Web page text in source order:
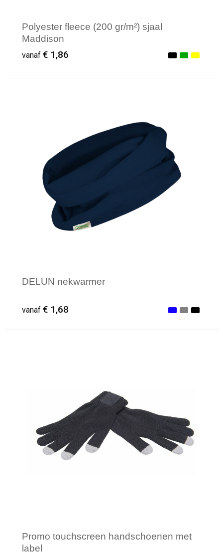
Polyester fleece (200 gr/m²) sjaal
Maddison
vanaf € 1,86
DELUN nekwarmer
vanaf € 1,68
Promo touchscreen handschoenen met
label